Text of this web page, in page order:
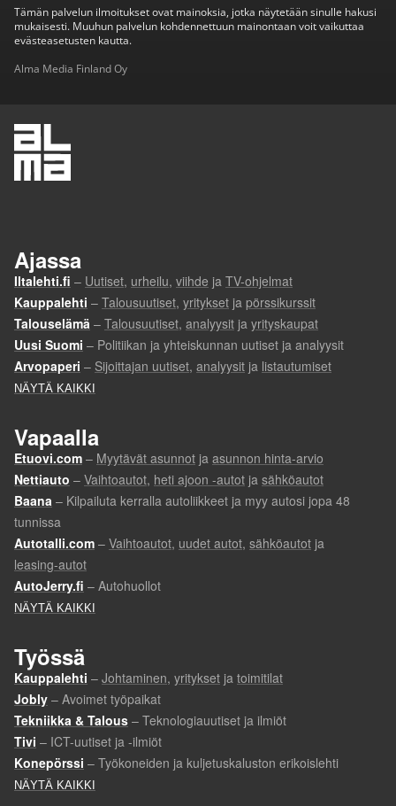
Tämän palvelun ilmoitukset ovat mainoksia, jotka näytetään sinulle hakusi
mukaisesti. Muuhun palvelun kohdennettuun mainontaan voit vaikuttaa
evästeasetusten kautta.
Alma Media Finland Oy